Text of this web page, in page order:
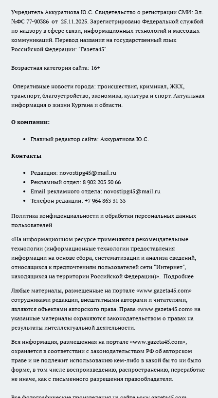
Учредитель Аккуратнова Ю.С. Свидетельство о регистрации СМИ: Эл.
№ФС 77-90386 от 25.11.2025. Зарегистрировано Федеральной службой
по надзору в сфере связи, информационных технологий и массовых
коммуникаций. Перевод названия на государственный язык
Российской Федерации: "Газета45".
Возрастная категория сайта: 16+
Оперативные новости города: происшествия, криминал, ЖКХ,
транспорт, благоустройство, экономика, культура и спорт. Актуальная
информация о жизни Кургана и области.
О компании:
Главный редактор сайта: Аккуратнова Ю.С.
Контакты
Редакция: novostipg45@mail.ru
Рекламный отдел: 8 902 205 50 66
Email рекламного отдела: novostipg45@mail.ru
Телефон редакции: +7 964 863 31 33
Политика конфиденциальности и обработки персональных данных
пользователей
«На информационном ресурсе применяются рекомендательные
технологии (информационные технологии предоставления
информации на основе сбора, систематизации и анализа сведений,
относящихся к предпочтениям пользователей сети "Интернет",
находящихся на территории Российской Федерации)». Подробнее
Любые материалы, размещенные на портале «www.gazeta45.com»
сотрудниками редакции, внештатными авторами и читателями,
являются объектами авторского права. Права «www.gazeta45.com» на
указанные материалы охраняются законодательством о правах на
результаты интеллектуальной деятельности.
Вся информация, размещенная на портале «www.gazeta45.com»,
охраняется в соответствии с законодательством РФ об авторском
праве и не подлежит использованию кем-либо в какой бы то ни было
форме, в том числе воспроизведению, распространению, переработке
не иначе, как с письменного разрешения правообладателя.